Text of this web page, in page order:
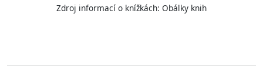
Zdroj informací o knížkách: Obálky knih